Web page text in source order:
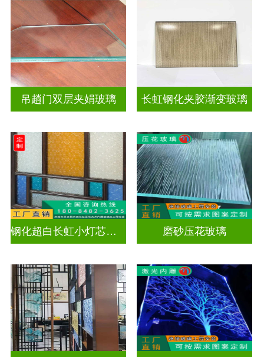
吊趟门双层夹娟玻璃 长虹钢化夹胶渐变玻璃
钢化超白长虹小灯芯双面压花玻璃 磨砂压花玻璃